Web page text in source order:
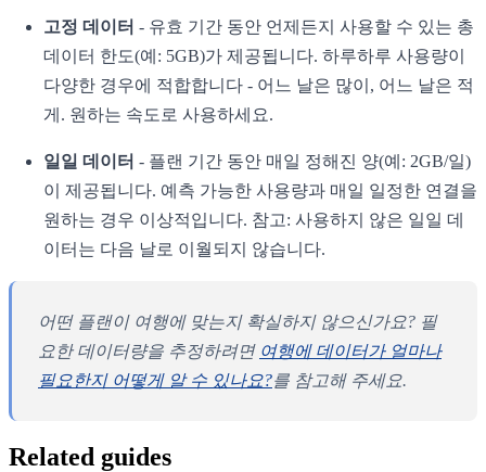
고정 데이터 - 유효 기간 동안 언제든지 사용할 수 있는 총
데이터 한도(예: 5GB)가 제공됩니다. 하루하루 사용량이
다양한 경우에 적합합니다 - 어느 날은 많이, 어느 날은 적
게. 원하는 속도로 사용하세요.
일일 데이터 - 플랜 기간 동안 매일 정해진 양(예: 2GB/일)
이 제공됩니다. 예측 가능한 사용량과 매일 일정한 연결을
원하는 경우 이상적입니다. 참고: 사용하지 않은 일일 데
이터는 다음 날로 이월되지 않습니다.
어떤 플랜이 여행에 맞는지 확실하지 않으신가요? 필
요한 데이터량을 추정하려면 여행에 데이터가 얼마나
필요한지 어떻게 알 수 있나요?를 참고해 주세요.
Related guides